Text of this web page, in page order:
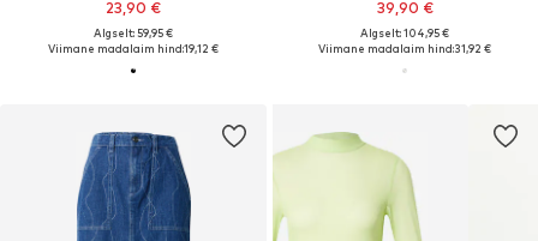
23,90 €
Algselt: 59,95 €
Viimane madalaim hind:19,12 €
39,90 €
Algselt: 104,95 €
Viimane madalaim hind:31,92 €